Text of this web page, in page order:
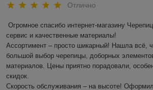
Отлично
Огромное спасибо интернет-магазину
сервис и качественные материалы!
Ассортимент – просто шикарный! Нашла всё,
большой выбор черепицы, доборных
материалов. Цены приятно порадовали,
скидок.
Скорость обслуживания – на высоте!